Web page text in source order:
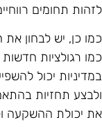
תחומים
כן, יש לבחון
רגולציות חדשות
יכול
תחזיות
יכולת ההשקעה